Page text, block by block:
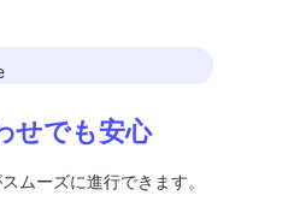
せでも安心
ムーズに進行できます。